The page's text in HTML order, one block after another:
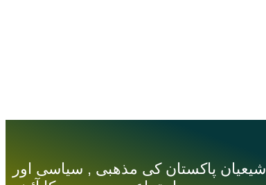
شیعیان پاکستان کی مذهبی , سیاسی اور